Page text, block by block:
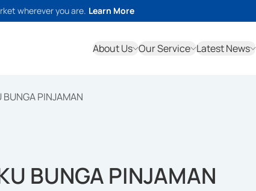
wherever you are. Learn More
About Us Our Service Latest News
PINJAMAN
BUNGA PINJAMAN